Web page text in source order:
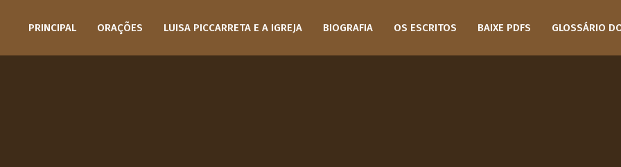
PRINCIPAL ORAÇÕES LUISA PICCARRETA E A IGREJA BIOGRAFIA OS ESCRITOS BAIXE PDFS GLOSSÁRIO